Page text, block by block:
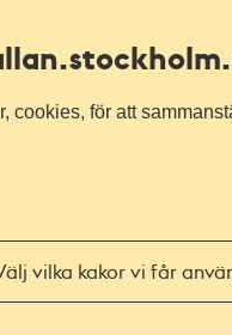
cookies, för att
vilka kakor vi får